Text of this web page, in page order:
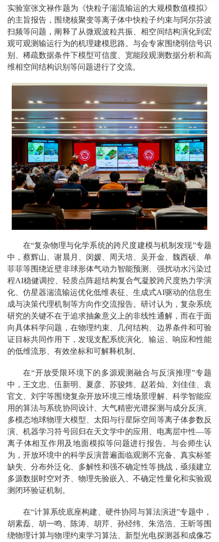
实验室张文禄作题为《快粒子湍流输运的大规模数值模拟》
的主旨报告，围绕核聚变等离子体中快粒子约束与阿尔芬波
扫频等问题，阐释了从微观波粒共振、相空间结构演化到宏
观可观测输运行为的机理建模思路。与会专家围绕弱信号识
别、稀疏数据条件下模型可信度、宽能段观测数据分析和高
维相空间结构识别等问题进行了交流。
在“复杂物理与化学系统的跨尺度建模与机制发现”专题
中，蔡辉山、谢晨月、闵媛、周天培、吴开金、魏西硕、单
菲菲等围绕近壁非球形体气动力智能预测、强扰动水污染过
程AI稳健调控、轻质点阵超结构复合气凝胶跨尺度热力学演
化、仿星器湍流输运优化低维表征、生成式AI驱动的信息生
成与决策代理机制等方向作交流报告。研讨认为，复杂系统
研究的关键不在于追求抽象意义上的非线性通解，而在于面
向具体科学问题，在物理约束、几何结构、边界条件和可验
证目标共同作用下，发现支配系统演化、输运、响应和性能
的低维流形、有效坐标和可解释机制。
在“开放受限环境下的多源观测融合与反演推理”专题
中，王文忠、伍新明、夏彦、苏骏炜、赵若灿、刘佳佳、袁
官文、刘宇等围绕复杂开放环境三维场景理解、科学智能应
用的算法与系统协同设计、大气精密光谱探测与成分反演、
多模态地球物理大模型、太阳与行星际空间等离子体参数反
演、机器学习符号回归在天文学中的应用、电离层中性—等
离子体相互作用及地面模拟等问题进行报告。与会师生认
为，开放环境中的科学反演普遍面临观测不完备、真实标签
缺失、分布外泛化、多解性和强不确定性等挑战，亟须建立
多源数据时空对齐、物理先验嵌入、不确定性量化和实验观
测闭环验证机制。
在“计算系统底座构建、硬件协同与算法演进”专题中，
胡素磊、胡一鸣、陈涛、胡芹、孙经纬、朱浩浩、王昕等围
绕物理计算与物理约束学习算法、新型光电探测器和成像芯